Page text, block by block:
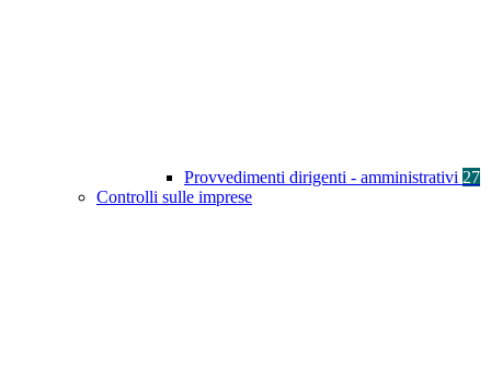
Provvedimenti dirigenti - amministrativi 27
Controlli sulle imprese